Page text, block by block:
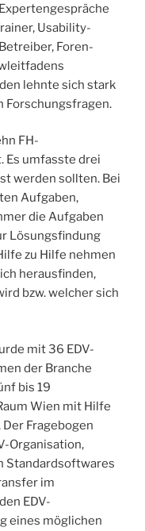
Usability-
Foren-
lehnte sich stark
Forschungsfragen.
FH-
Es umfasste drei
werden sollten. Bei
Aufgaben,
die Aufgaben
Lösungsfindung
zu Hilfe nehmen
herausfinden,
bzw. welcher sich
mit 36 EDV-
der Branche
bis 19
Wien mit Hilfe
Fragebogen
Organisation,
Standardsoftwares
im
EDV-
eines möglichen